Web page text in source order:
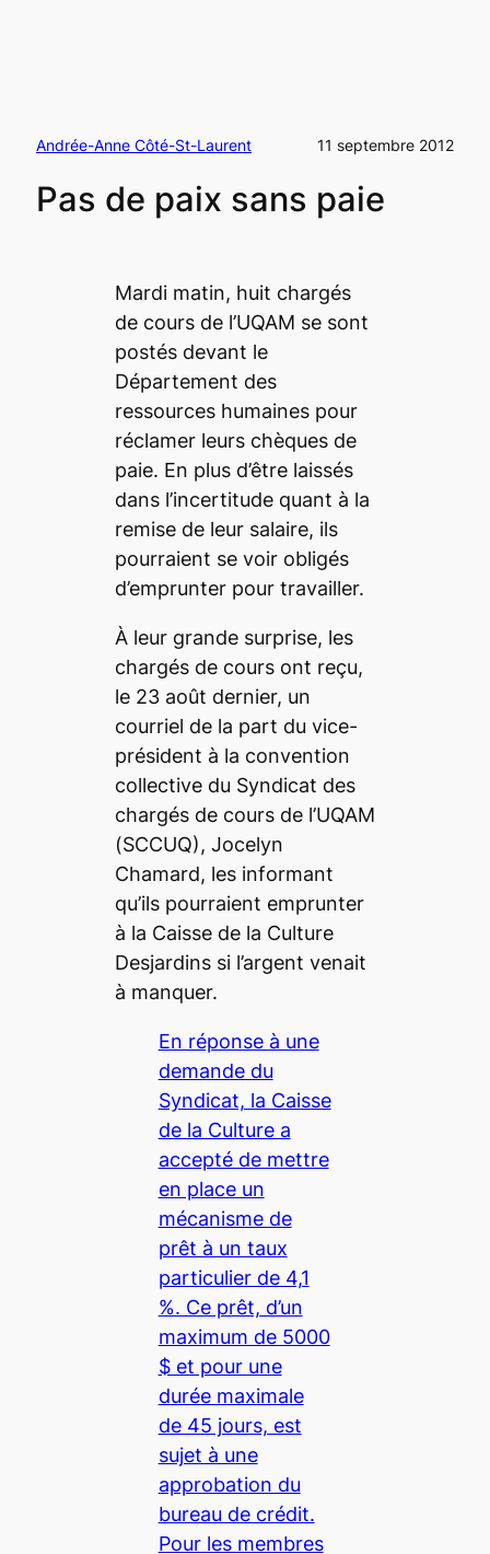
Andrée-Anne Côté-St-Laurent 11 septembre 2012
Pas de paix sans paie
Mardi matin, huit chargés
de cours de l’UQAM se sont
postés devant le
Département des
ressources humaines pour
réclamer leurs chèques de
paie. En plus d’être laissés
dans l’incertitude quant à la
remise de leur salaire, ils
pourraient se voir obligés
d’emprunter pour travailler.
À leur grande surprise, les
chargés de cours ont reçu,
le 23 août dernier, un
courriel de la part du vice-
président à la convention
collective du Syndicat des
chargés de cours de l’UQAM
(SCCUQ), Jocelyn
Chamard, les informant
qu’ils pourraient emprunter
à la Caisse de la Culture
Desjardins si l’argent venait
à manquer.
En réponse à une
demande du
Syndicat, la Caisse
de la Culture a
accepté de mettre
en place un
mécanisme de
prêt à un taux
particulier de 4,1
%. Ce prêt, d’un
maximum de 5000
$ et pour une
durée maximale
de 45 jours, est
sujet à une
approbation du
bureau de crédit.
Pour les membres